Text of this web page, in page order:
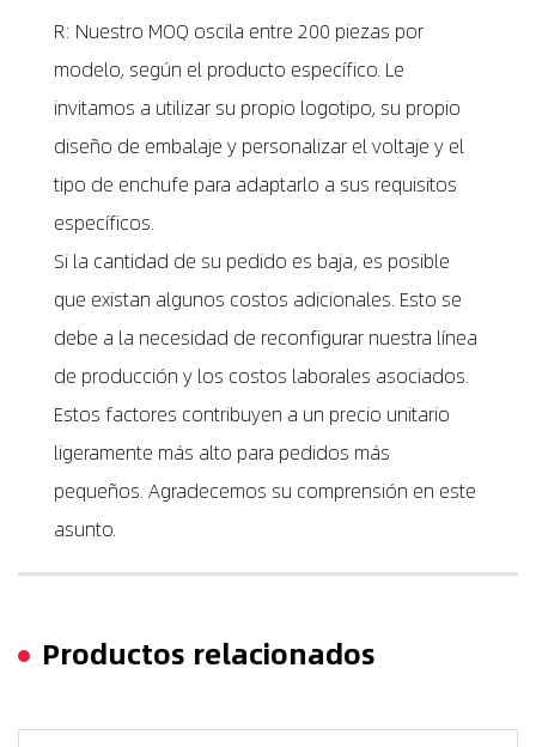
R: Nuestro MOQ oscila entre 200 piezas por
modelo, según el producto específico. Le
invitamos a utilizar su propio logotipo, su propio
diseño de embalaje y personalizar el voltaje y el
tipo de enchufe para adaptarlo a sus requisitos
específicos.
Si la cantidad de su pedido es baja, es posible
que existan algunos costos adicionales. Esto se
debe a la necesidad de reconfigurar nuestra línea
de producción y los costos laborales asociados.
Estos factores contribuyen a un precio unitario
ligeramente más alto para pedidos más
pequeños. Agradecemos su comprensión en este
asunto.
Productos relacionados